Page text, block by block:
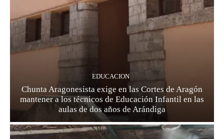
EDUCACION
Chunta Aragonesista exige en las Cortes de Aragón
mantener a los técnicos de Educación Infantil en las
aulas de dos años de Arándiga